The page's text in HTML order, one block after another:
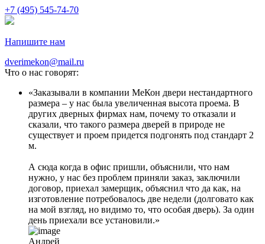
+7 (495) 545-74-70
Напишите нам
dverimekon@mail.ru
Что о нас говорят:
Заказывали в компании МеКон двери нестандартного
размера – у нас была увеличенная высота проема. В
других дверных фирмах нам, почему то отказали и
сказали, что такого размера дверей в природе не
существует и проем придется подгонять под стандарт 2
м.
А сюда когда в офис пришли, объяснили, что нам
нужно, у нас без проблем приняли заказ, заключили
договор, приехал замерщик, объяснил что да как, на
изготовление потребовалось две недели (долговато как
на мой взгляд, но видимо то, что особая дверь). За один
день приехали все установили.
Андрей